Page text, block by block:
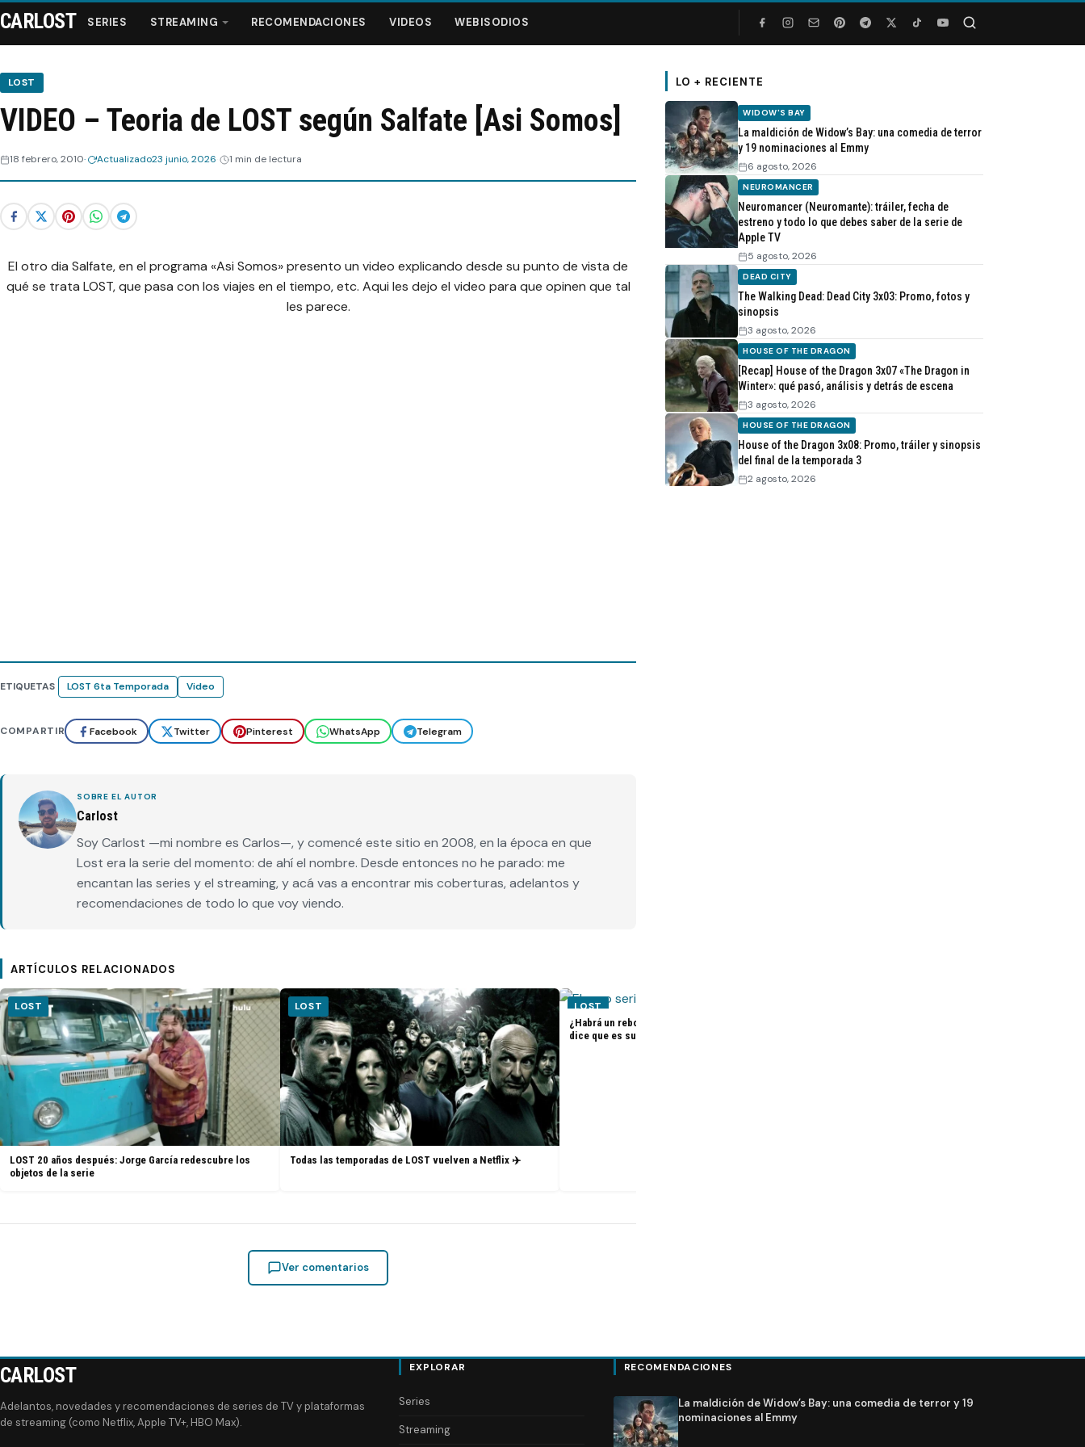
Series
Streaming
Recomendaciones
CARLOST SERIES STREAMING RECOMENDACIONES VIDEOS WEBISODIOS
LOST
VIDEO – Teoria de LOST según Salfate [Asi Somos]
18 febrero, 2010 Actualizado23 junio, 2026 1 min de lectura
El otro dia Salfate, en el programa «Asi Somos» presento un video explicando desde su punto de vista de
qué se trata LOST, que pasa con los viajes en el tiempo, etc. Aqui les dejo el video para que opinen que tal
les parece.
ETIQUETAS LOST 6ta Temporada Video
COMPARTIR Facebook Twitter Pinterest WhatsApp Telegram
SOBRE EL AUTOR
Carlost
Soy Carlost —mi nombre es Carlos—, y comencé este sitio en 2008, en la época en que
Lost era la serie del momento: de ahí el nombre. Desde entonces no he parado: me
encantan las series y el streaming, y acá vas a encontrar mis coberturas, adelantos y
recomendaciones de todo lo que voy viendo.
ARTÍCULOS RELACIONADOS
LOST
LOST 20 años después: Jorge García redescubre los
objetos de la serie
LOST
Todas las temporadas de LOST vuelven a Netflix ✈️
LOST
¿Habrá un reboot de Lost? La nueva presidenta de ABC
dice que es su sueño
Ver comentarios
LO + RECIENTE
WIDOW'S BAY
La maldición de Widow’s Bay: una comedia de terror
y 19 nominaciones al Emmy
6 agosto, 2026
NEUROMANCER
Neuromancer (Neuromante): tráiler, fecha de
estreno y todo lo que debes saber de la serie de
Apple TV
5 agosto, 2026
DEAD CITY
The Walking Dead: Dead City 3x03: Promo, fotos y
sinopsis
3 agosto, 2026
HOUSE OF THE DRAGON
[Recap] House of the Dragon 3x07 «The Dragon in
Winter»: qué pasó, análisis y detrás de escena
3 agosto, 2026
HOUSE OF THE DRAGON
House of the Dragon 3x08: Promo, tráiler y sinopsis
del final de la temporada 3
2 agosto, 2026
CARLOST
Adelantos, novedades y recomendaciones de series de TV y plataformas
de streaming (como Netflix, Apple TV+, HBO Max).
EXPLORAR
Series
Streaming
RECOMENDACIONES
La maldición de Widow’s Bay: una comedia de terror y 19
nominaciones al Emmy